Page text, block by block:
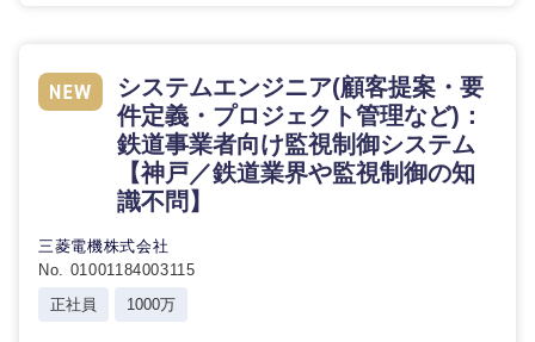
システムエンジニア(顧客提案・要
件定義・プロジェクト管理など)：
鉄道事業者向け監視制御システム
【神戸／鉄道業界や監視制御の知
識不問】
三菱電機株式会社
No. 01001184003115
正社員
1000万